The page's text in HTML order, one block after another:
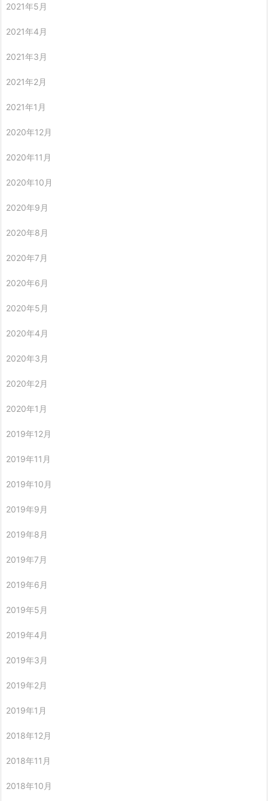
2021年5月
2021年4月
2021年3月
2021年2月
2021年1月
2020年12月
2020年11月
2020年10月
2020年9月
2020年8月
2020年7月
2020年6月
2020年5月
2020年4月
2020年3月
2020年2月
2020年1月
2019年12月
2019年11月
2019年10月
2019年9月
2019年8月
2019年7月
2019年6月
2019年5月
2019年4月
2019年3月
2019年2月
2019年1月
2018年12月
2018年11月
2018年10月